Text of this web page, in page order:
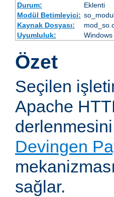
Durum:
Eklenti
Modül Betimleyici:
Kaynak Dosyası:
Uyumluluk:
Özet
Seçilen
Apache
Devingen
sağlar.